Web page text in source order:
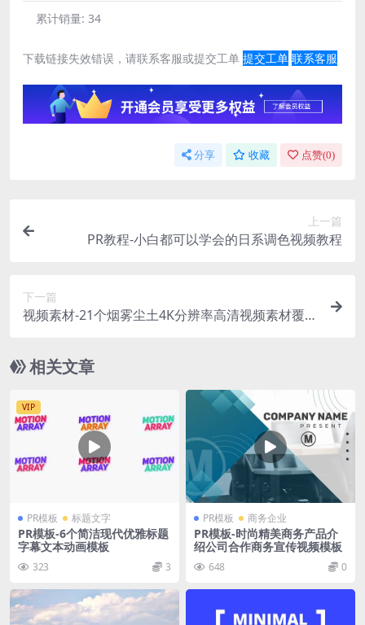
累计销量: 34
下载链接失效错误，请联系客服或提交工单 提交工单 联系客服
分享 收藏 点赞(0)
上一篇
PR教程-小白都可以学会的日系调色视频教程
下一篇
视频素材-21个烟雾尘土4K分辨率高清视频素材覆盖
相关文章
VIP
PR模板 标题文字
PR模板-6个简洁现代优雅标题
字幕文本动画模板
323 3
PR模板 商务企业
PR模板-时尚精美商务产品介
绍公司合作商务宣传视频模板
648 0